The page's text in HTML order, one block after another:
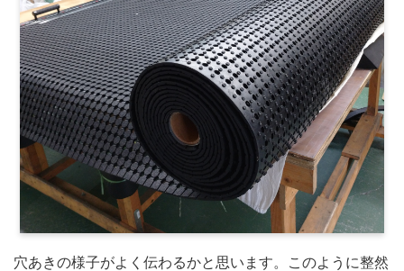
穴あきの様子がよく伝わるかと思います。このように整然